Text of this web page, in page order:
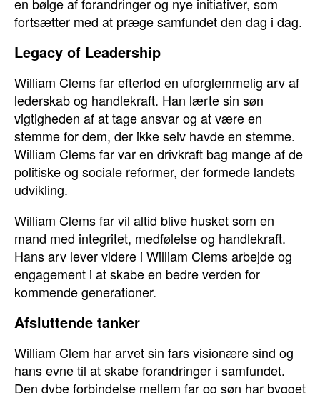
fortsætter med at præge samfundet den dag i dag.
Legacy of Leadership
William Clems far efterlod en uforglemmelig arv af
lederskab og handlekraft. Han lærte sin søn
vigtigheden af at tage ansvar og at være en
stemme for dem, der ikke selv havde en stemme.
William Clems far var en drivkraft bag mange af de
politiske og sociale reformer, der formede landets
udvikling.
William Clems far vil altid blive husket som en
mand med integritet, medfølelse og handlekraft.
Hans arv lever videre i William Clems arbejde og
engagement i at skabe en bedre verden for
kommende generationer.
Afsluttende tanker
William Clem har arvet sin fars visionære sind og
hans evne til at skabe forandringer i samfundet.
Den dybe forbindelse mellem far og søn har bygget